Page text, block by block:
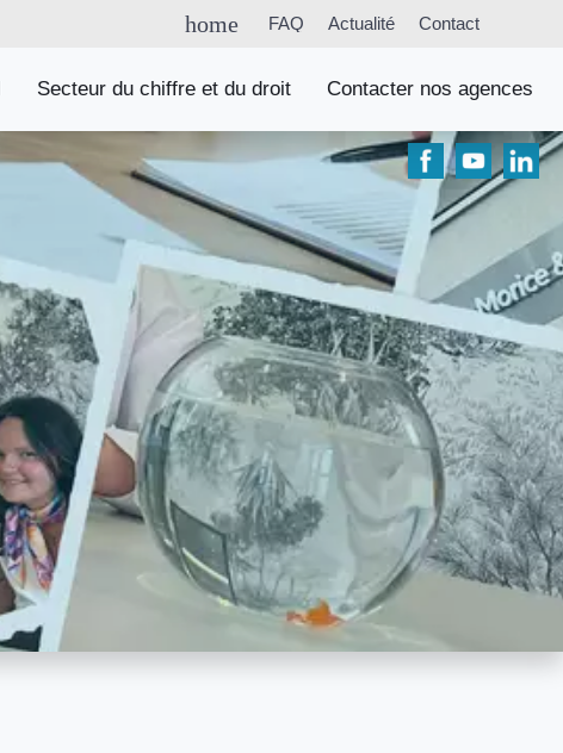
home FAQ Actualité Contact
Secteur du chiffre et du droit Contacter nos agences